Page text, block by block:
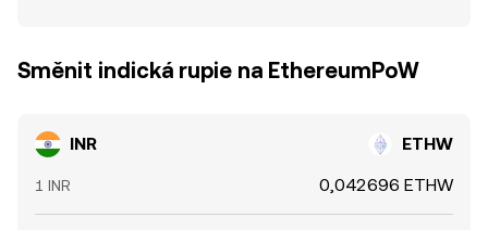
Směnit indická rupie na EthereumPoW
INR ETHW
1 INR 0,042696 ETHW